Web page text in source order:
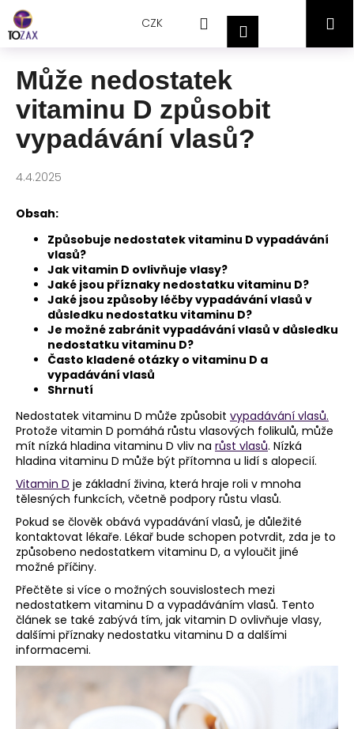
Přejít
obsah
CZK HledatPřihlášeníNákupní
Může nedostatek
vitaminu D způsobit
vypadávání vlasů?
4.4.2025
Obsah:
Způsobuje nedostatek vitaminu D vypadávání
vlasů?
Jak vitamin D ovlivňuje vlasy?
Jaké jsou příznaky nedostatku vitaminu D?
Jaké jsou způsoby léčby vypadávání vlasů v
důsledku nedostatku vitaminu D?
Je možné zabránit vypadávání vlasů v důsledku
nedostatku vitaminu D?
Často kladené otázky o vitaminu D a
vypadávání vlasů
Shrnutí
Nedostatek vitaminu D může způsobit vypadávání vlasů.
Protože vitamin D pomáhá růstu vlasových folikulů, může
mít nízká hladina vitaminu D vliv na růst vlasů. Nízká
hladina vitaminu D může být přítomna u lidí s alopecií.
Vitamin D je základní živina, která hraje roli v mnoha
tělesných funkcích, včetně podpory růstu vlasů.
Pokud se člověk obává vypadávání vlasů, je důležité
kontaktovat lékaře. Lékař bude schopen potvrdit, zda je to
způsobeno nedostatkem vitaminu D, a vyloučit jiné
možné příčiny.
Přečtěte si více o možných souvislostech mezi
nedostatkem vitaminu D a vypadáváním vlasů. Tento
článek se také zabývá tím, jak vitamin D ovlivňuje vlasy,
dalšími příznaky nedostatku vitaminu D a dalšími
informacemi.
o
C
o
o
t
e
í
t
?
HLEDAT
D
o
p
o